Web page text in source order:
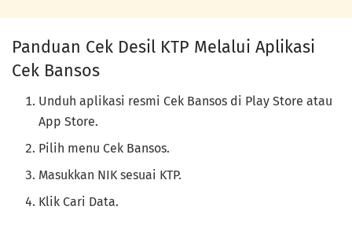
Panduan Cek Desil KTP Melalui Aplikasi
Cek Bansos
Unduh aplikasi resmi Cek Bansos di Play Store atau
App Store.
Pilih menu Cek Bansos.
Masukkan NIK sesuai KTP.
Klik Cari Data.